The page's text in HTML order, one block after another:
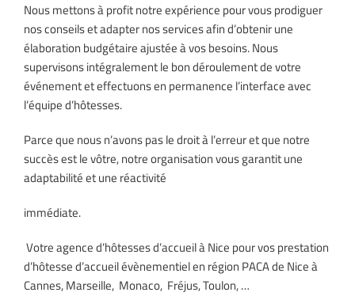
Nous mettons à profit notre expérience pour vous prodiguer
nos conseils et adapter nos services afin d’obtenir une
élaboration budgétaire ajustée à vos besoins. Nous
supervisons intégralement le bon déroulement de votre
événement et effectuons en permanence l’interface avec
l’équipe d’hôtesses.
Parce que nous n’avons pas le droit à l’erreur et que notre
succès est le vôtre, notre organisation vous garantit une
adaptabilité et une réactivité
immédiate.
Votre agence d’hôtesses d’accueil à Nice pour vos prestation
d’hôtesse d’accueil évènementiel en région PACA de Nice à
Cannes, Marseille, Monaco, Fréjus, Toulon, …